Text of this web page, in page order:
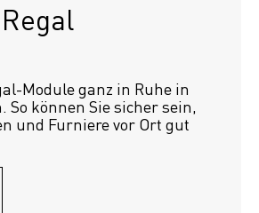
Module ganz in Ruhe in
So können Sie sicher sein,
und Furniere vor Ort gut